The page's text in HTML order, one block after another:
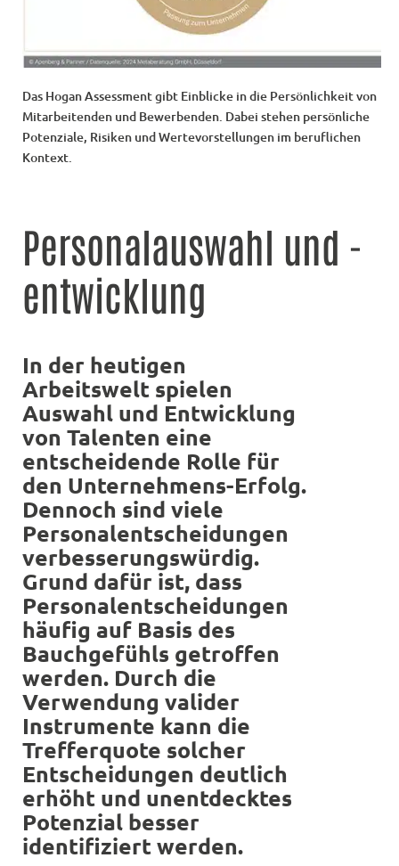
Das Hogan Assessment gibt Einblicke in die Persönlichkeit von
Mitarbeitenden und Bewerbenden. Dabei stehen persönliche
Potenziale, Risiken und Wertevorstellungen im beruflichen
Kontext.
Personalauswahl und -
entwicklung
In der heutigen
Arbeitswelt spielen
Auswahl und Entwicklung
von Talenten eine
entscheidende Rolle für
den Unternehmens-Erfolg.
Dennoch sind viele
Personalentscheidungen
verbesserungswürdig.
Grund dafür ist, dass
Personalentscheidungen
häufig auf Basis des
Bauchgefühls getroffen
werden. Durch die
Verwendung valider
Instrumente kann die
Trefferquote solcher
Entscheidungen deutlich
erhöht und unentdecktes
Potenzial besser
identifiziert werden.